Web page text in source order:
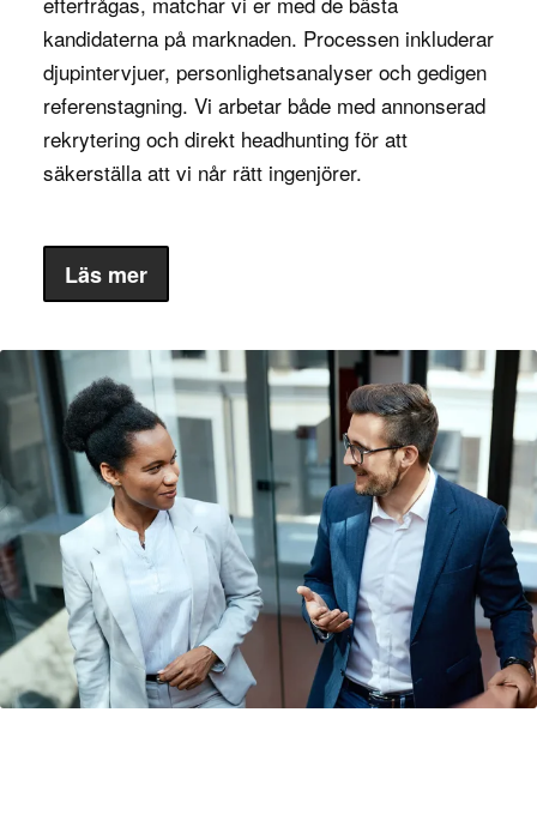
kandidaterna på marknaden. Processen inkluderar
djupintervjuer, personlighetsanalyser och gedigen
referenstagning. Vi arbetar både med annonserad
rekrytering och direkt headhunting för att
säkerställa att vi når rätt ingenjörer.
Läs mer